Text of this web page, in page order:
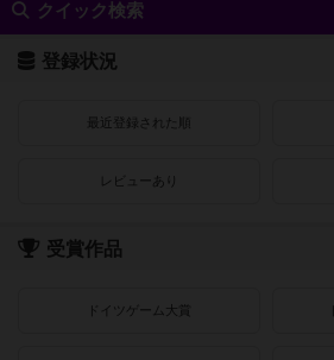
クイック検索
登録状況
最近登録された順
レビューあり
受賞作品
ドイツゲーム大賞